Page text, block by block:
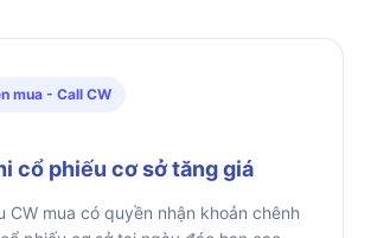
mua - Call CW
cổ phiếu cơ sở tăng giá
CW mua có quyền nhận khoản chênh